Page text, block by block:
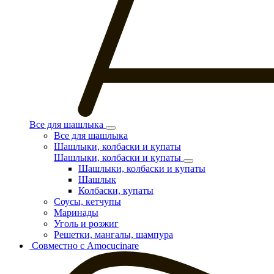
Все для шашлыка
Все для шашлыка
Шашлыки, колбаски и купаты
Шашлыки, колбаски и купаты
Шашлыки, колбаски и купаты
Шашлык
Колбаски, купаты
Соусы, кетчупы
Маринады
Уголь и розжиг
Решетки, мангалы, шампура
Совместно с Amocucinare